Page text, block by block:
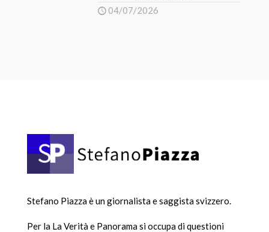
04/07/2026
Stefano Piazza è un giornalista e saggista svizzero.
Per la La Verità e Panorama si occupa di questioni